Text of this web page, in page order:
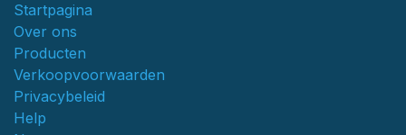
Startpagina
Over ons
Producten
Verkoopvoorwaarden
Privacybeleid
Help